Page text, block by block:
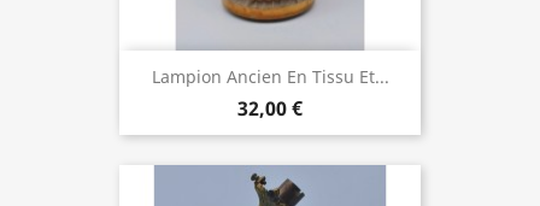
Lampion Ancien En Tissu Et...
32,00 €